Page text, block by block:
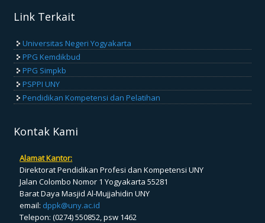
Link Terkait
Universitas Negeri Yogyakarta
PPG Kemdikbud
PPG Simpkb
PSPPI UNY
Pendidikan Kompetensi dan Pelatihan
Kontak Kami
Alamat Kantor:
Direktorat Pendidikan Profesi dan Kompetensi UNY
Jalan Colombo Nomor 1 Yogyakarta 55281
Barat Daya Masjid Al-Mujjahidin UNY
email: dppk@uny.ac.id
Telepon: (0274) 550852, psw 1462